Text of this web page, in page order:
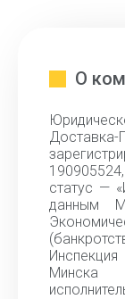
О
статус —
данным